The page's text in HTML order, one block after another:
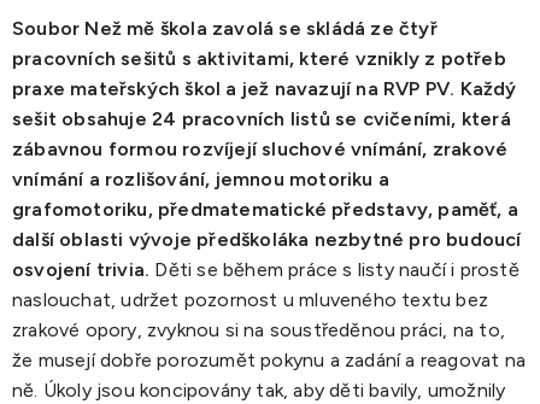
Soubor Než mě škola zavolá se skládá ze čtyř
pracovních sešitů s aktivitami, které vznikly z potřeb
praxe mateřských škol a jež navazují na RVP PV. Každý
sešit obsahuje 24 pracovních listů se cvičeními, která
zábavnou formou rozvíjejí sluchové vnímání, zrakové
vnímání a rozlišování, jemnou motoriku a
grafomotoriku, předmatematické představy, paměť, a
další oblasti vývoje předškoláka nezbytné pro budoucí
osvojení trivia. Děti se během práce s listy naučí i prostě
naslouchat, udržet pozornost u mluveného textu bez
zrakové opory, zvyknou si na soustředěnou práci, na to,
že musejí dobře porozumět pokynu a zadání a reagovat na
ně. Úkoly jsou koncipovány tak, aby děti bavily, umožnily